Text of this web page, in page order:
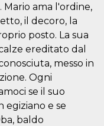
ama l'ordine,
il decoro, la
posto. La sua
ereditato dal
messo in
Ogni
se il suo
egiziano e se
baldo
2 giorni
dal servizio
Cookie-
Script.com per
ricordare le
preferenze di
consenso sui
cookie dei
visitatori. È
necessario che il
banner dei
cookie di
Cookie-
Script.com
funzioni